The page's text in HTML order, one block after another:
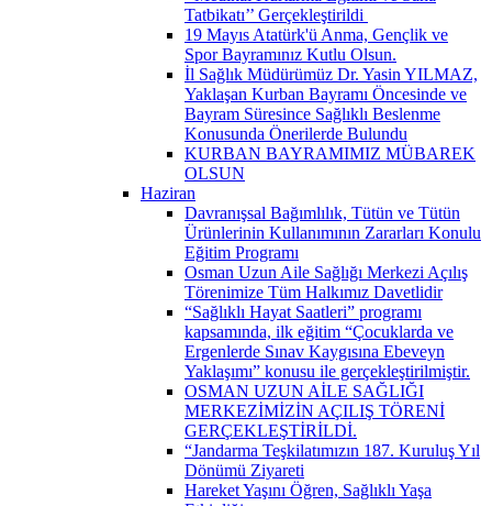
Tatbikatı’’ Gerçekleştirildi ​
19 Mayıs Atatürk'ü Anma, Gençlik ve
Spor Bayramınız Kutlu Olsun.
İl Sağlık Müdürümüz Dr. Yasin YILMAZ,
Yaklaşan Kurban Bayramı Öncesinde ve
Bayram Süresince Sağlıklı Beslenme
Konusunda Önerilerde Bulundu
KURBAN BAYRAMIMIZ MÜBAREK
OLSUN
Haziran
Davranışsal Bağımlılık, Tütün ve Tütün
Ürünlerinin Kullanımının Zararları Konulu
Eğitim Programı
Osman Uzun Aile Sağlığı Merkezi Açılış
Törenimize Tüm Halkımız Davetlidir
“Sağlıklı Hayat Saatleri” programı
kapsamında, ilk eğitim “Çocuklarda ve
Ergenlerde Sınav Kaygısına Ebeveyn
Yaklaşımı” konusu ile gerçekleştirilmiştir.
OSMAN UZUN AİLE SAĞLIĞI
MERKEZİMİZİN AÇILIŞ TÖRENİ
GERÇEKLEŞTİRİLDİ.
“Jandarma Teşkilatımızın 187. Kuruluş Yıl
Dönümü Ziyareti
Hareket Yaşını Öğren, Sağlıklı Yaşa